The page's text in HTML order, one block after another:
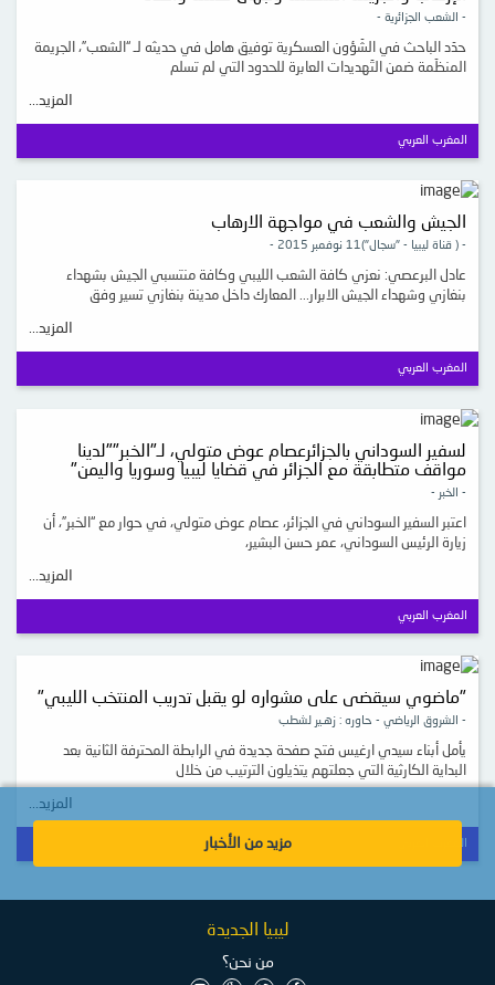
- الشعب الجزائرية -
حدّد الباحث في الشّؤون العسكرية توفيق هامل في حديثه لـ “الشعب”، الجريمة
المنظّمة ضمن التّهديدات العابرة للحدود التي لم تسلم
المزيد...
المغرب العربي
الجيش والشعب في مواجهة الارهاب
- ( قناة ليبيا - "سجال")11 نوفمبر 2015 -
عادل البرعصي: نعزي كافة الشعب الليبي وكافة منتسبي الجيش بشهداء
بنغازي وشهداء الجيش الابرار... المعارك داخل مدينة بنغازي تسير وفق
المزيد...
المغرب العربي
لسفير السوداني بالجزائرعصام عوض متولي، لـ"الخبر""لدينا
مواقف متطابقة مع الجزائر في قضايا ليبيا وسوريا واليمن"
- الخبر -
اعتبر السفير السوداني في الجزائر، عصام عوض متولي، في حوار مع “الخبر”، أن
زيارة الرئيس السوداني، عمر حسن البشير،
المزيد...
المغرب العربي
"ماضوي سيقضى على مشواره لو يقبل تدريب المنتخب الليبي"
- الشروق الرياضي - حاوره : زهـير لشطب
يأمل أبناء سيدي ارغيس فتح صفحة جديدة في الرابطة المحترفة الثانية بعد
البداية الكارثية التي جعلتهم يتذيلون الترتيب من خلال
المزيد...
مزيد من الأخبار
ليبيا الجديدة
من نحن؟